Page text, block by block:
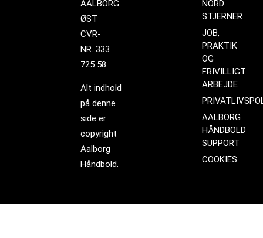
AALBORG
ØST
CVR-
NR. 333
725 58
Alt indhold
på denne
side er
copyright
Aalborg
Håndbold.
NORD
STJERNER
JOB,
PRAKTIK
OG
FRIVILLIGT
ARBEJDE
AALBORG
HÅNDBOLD
SUPPORT
COOKIES